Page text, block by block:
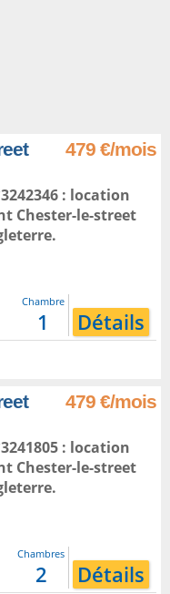
479 €/mois
: location
Chester-le-street
.
Chambre
1 Détails
479 €/mois
: location
Chester-le-street
.
Chambres
2 Détails